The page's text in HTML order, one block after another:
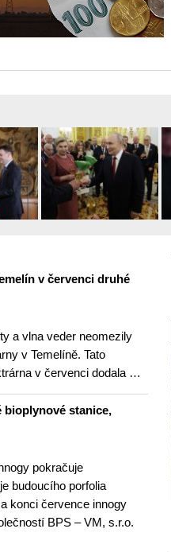
v červenci druhé
a vlna veder neomezily
v Temelíně. Tato
v červenci dodala …
bioplynové stanice,
pokračuje
budoucího porfolia
konci července innogy
BPS – VM, s.r.o.